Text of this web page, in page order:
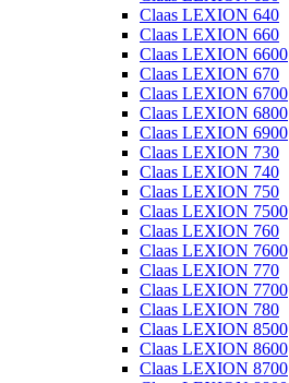
Claas LEXION 640
Claas LEXION 660
Claas LEXION 6600
Claas LEXION 670
Claas LEXION 6700
Claas LEXION 6800
Claas LEXION 6900
Claas LEXION 730
Claas LEXION 740
Claas LEXION 750
Claas LEXION 7500
Claas LEXION 760
Claas LEXION 7600
Claas LEXION 770
Claas LEXION 7700
Claas LEXION 780
Claas LEXION 8500
Claas LEXION 8600
Claas LEXION 8700